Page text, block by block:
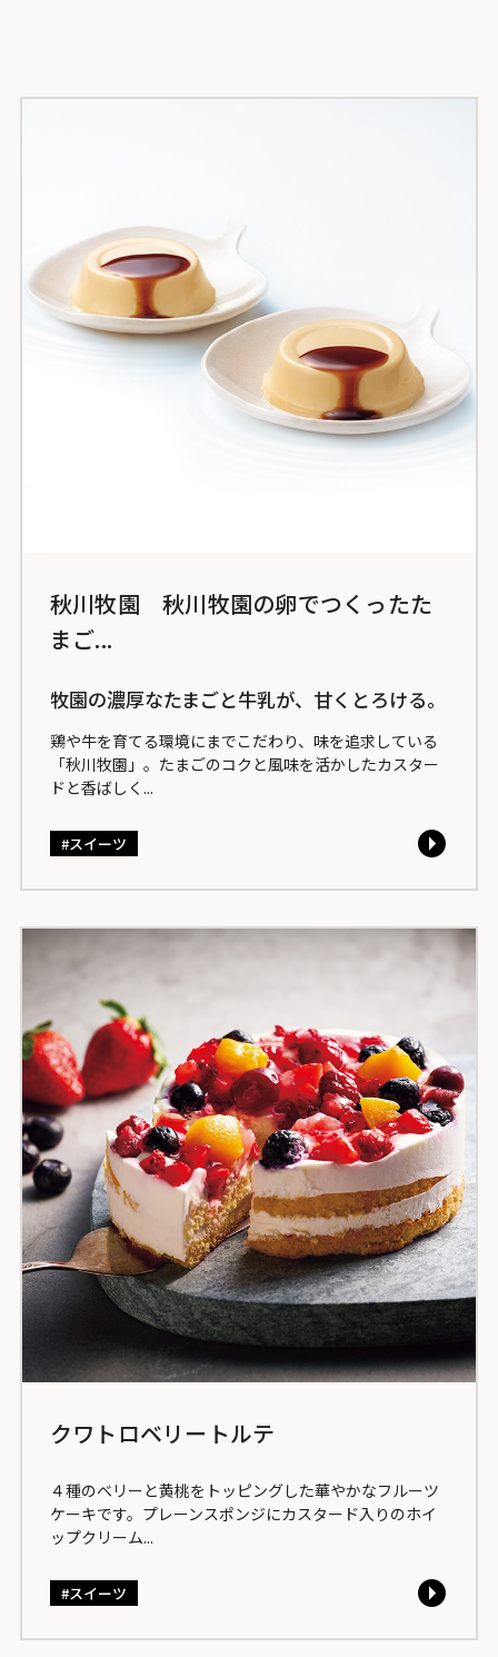
秋川牧園 秋川牧園の卵でつくったた
まご...
牧園の濃厚なたまごと牛乳が、甘くとろける。
鶏や牛を育てる環境にまでこだわり、味を追求している
「秋川牧園」。たまごのコクと風味を活かしたカスター
ドと香ばしく...
スイーツ
クワトロベリートルテ
４種のベリーと黄桃をトッピングした華やかなフルーツ
ケーキです。プレーンスポンジにカスタード入りのホイ
ップクリーム...
スイーツ